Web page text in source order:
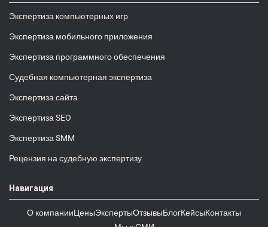
Экспертиза компьютерных игр
Экспертиза мобильного приложения
Экспертиза программного обеспечения
Судебная компьютерная экспертиза
Экспертиза сайта
Экспертиза SEO
Экспертиза SMM
Рецензия на судебную экспертизу
Навигация
О компанииЦеныЭкспертыОтзывыБлогКейсыКонтакты